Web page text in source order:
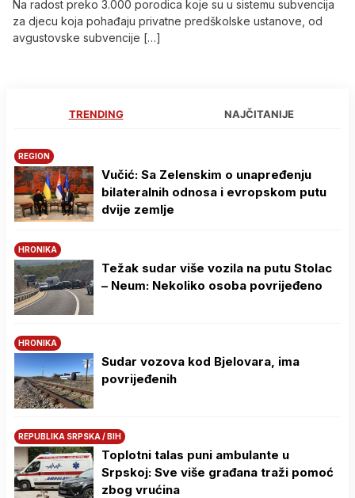
Na radost preko 3.000 porodica koje su u sistemu subvencija
za djecu koja pohađaju privatne predškolske ustanove, od
avgustovske subvencije […]
TRENDING NAJČITANIJE
REGION
Vučić: Sa Zelenskim o unapređenju
bilateralnih odnosa i evropskom putu
dvije zemlje
HRONIKA
Težak sudar više vozila na putu Stolac
– Neum: Nekoliko osoba povrijeđeno
HRONIKA
Sudar vozova kod Bjelovara, ima
povrijeđenih
REPUBLIKA SRPSKA / BIH
Toplotni talas puni ambulante u
Srpskoj: Sve više građana traži pomoć
zbog vrućina